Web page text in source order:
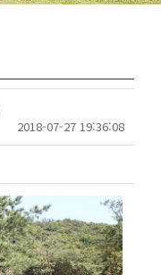
2018-07-27 19:36:08